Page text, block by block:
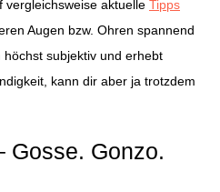
vergleichsweise aktuelle Tipps
Augen bzw. Ohren spannend
subjektiv und erhebt
kann dir aber ja trotzdem
Gosse. Gonzo.